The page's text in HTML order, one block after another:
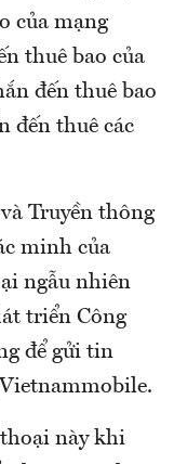
của mạng
thuê bao của
đến thuê bao
đến thuê các
Truyền thông
minh của
ngẫu nhiên
triển Công
để gửi tin
thoại này khi